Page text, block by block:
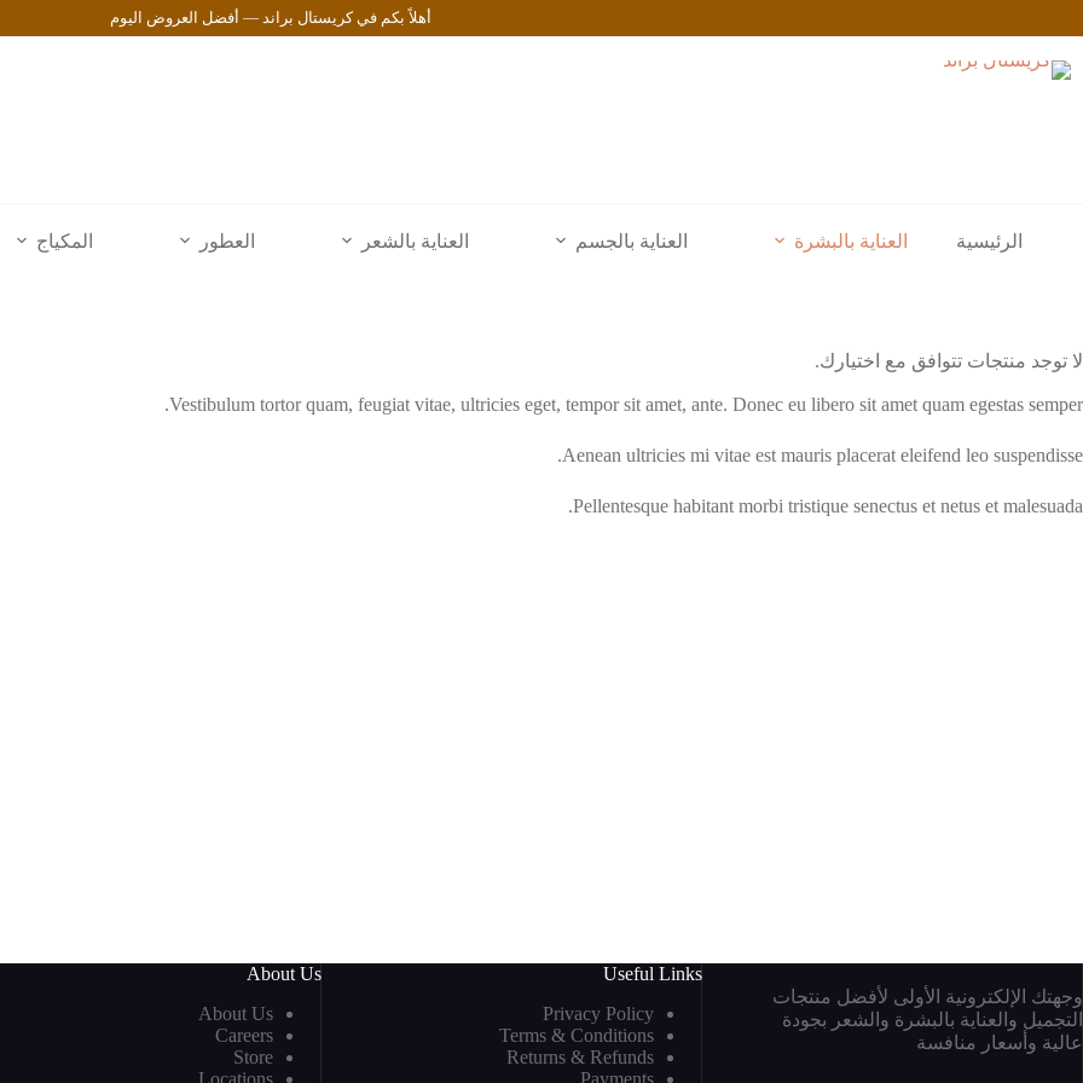
إلى
المحتوى
أهلاً بكم في كريستال براند — أفضل العروض اليوم
الرئيسية العناية بالبشرة العناية بالجسم العناية بالشعر العطور المكياج
لا توجد منتجات تتوافق مع اختيارك.
Vestibulum tortor quam, feugiat vitae, ultricies eget, tempor sit amet, ante. Donec eu libero sit amet quam egestas semper.
Aenean ultricies mi vitae est mauris placerat eleifend leo suspendisse.
Pellentesque habitant morbi tristique senectus et netus et malesuada.
وجهتك الإلكترونية الأولى لأفضل منتجات
التجميل والعناية بالبشرة والشعر بجودة
عالية وأسعار منافسة
Useful Links
Privacy Policy
Terms & Conditions
Returns & Refunds
About Us
About Us
Careers
Store